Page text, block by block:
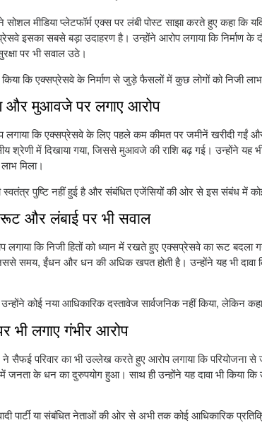
मीडिया प्लेटफॉर्म एक्स पर लंबी पोस्ट साझा करते हुए कहा कि
इसका सबसे बड़ा उदाहरण है। उन्होंने आरोप लगाया कि निर्माण के
पर भी सवाल उठे।
किया कि एक्सप्रेसवे के निर्माण से जुड़े फैसलों में कुछ लोगों को निजी
और मुआवजे पर लगाए आरोप
कि एक्सप्रेसवे के लिए पहले कम कीमत पर जमीनें खरीदी गईं और
श्रेणी में दिखाया गया, जिससे मुआवजे की राशि बढ़ गई। उन्होंने यह
मिला।
स्वतंत्र पुष्टि नहीं हुई है और संबंधित एजेंसियों की ओर से इस संबंध में
और लंबाई पर भी सवाल
लगाया कि निजी हितों को ध्यान में रखते हुए एक्सप्रेसवे का रूट
समय, ईंधन और धन की अधिक खपत होती है। उन्होंने यह भी दावा
कोई नया आधिकारिक दस्तावेज सार्वजनिक नहीं किया, लेकिन
भी लगाए गंभीर आरोप
सैफई परिवार का भी उल्लेख करते हुए आरोप लगाया कि परियोजना से
जनता के धन का दुरुपयोग हुआ। साथ ही उन्होंने यह दावा भी किया
पार्टी या संबंधित नेताओं की ओर से अभी तक कोई आधिकारिक